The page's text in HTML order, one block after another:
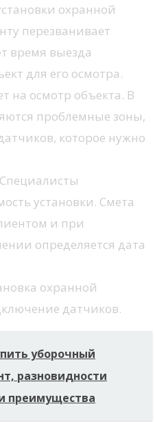
охранной
перезванивает
время выезда
для его осмотра.
на осмотр объекта. В
проблемные зоны,
которое нужно
установки. Смета
и при
определяется дата
охранной
датчиков.
уборочный
разновидности
преимущества